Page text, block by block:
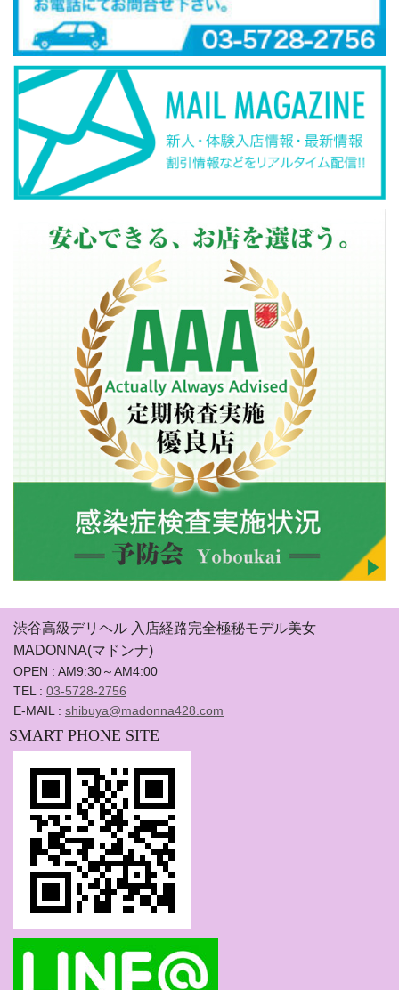
渋谷高級デリヘル 入店経路完全極秘モデル美女
MADONNA(マドンナ)
OPEN : AM9:30～AM4:00
TEL : 03-5728-2756
E-MAIL : shibuya@madonna428.com
SMART PHONE SITE